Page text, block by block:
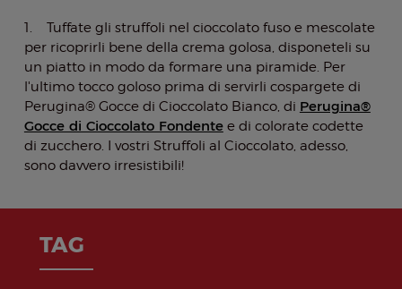
1. Tuffate gli struffoli nel cioccolato fuso e mescolate
per ricoprirli bene della crema golosa, disponeteli su
un piatto in modo da formare una piramide. Per
l'ultimo tocco goloso prima di servirli cospargete di
Perugina® Gocce di Cioccolato Bianco, di Perugina®
Gocce di Cioccolato Fondentee di colorate codette
di zucchero. I vostri Struffoli al Cioccolato, adesso,
sono davvero irresistibili!
TAG